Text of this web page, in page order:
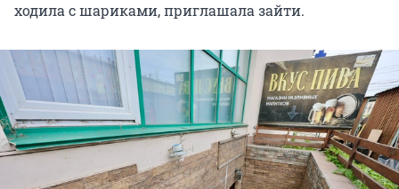
ходила с шариками, приглашала зайти.